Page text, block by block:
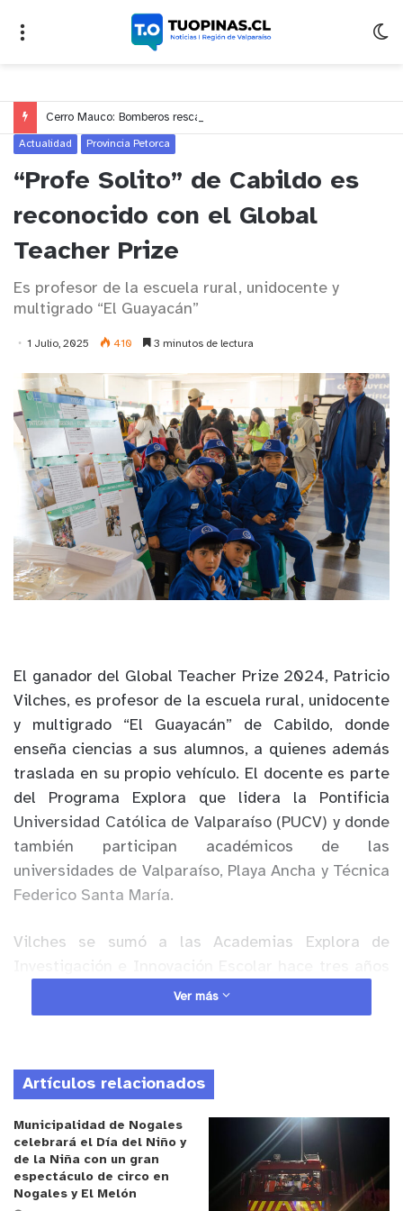
Actualidad Provincia Petorca
“Profe Solito” de Cabildo es
reconocido con el Global
Teacher Prize
Es profesor de la escuela rural, unidocente y
multigrado “El Guayacán”
1 Julio, 2025 410 3 minutos de lectura
El ganador del Global Teacher Prize 2024, Patricio
Vilches, es profesor de la escuela rural, unidocente
y multigrado “El Guayacán” de Cabildo, donde
enseña ciencias a sus alumnos, a quienes además
traslada en su propio vehículo. El docente es parte
del Programa Explora que lidera la Pontificia
Universidad Católica de Valparaíso (PUCV) y donde
también participan académicos de las
universidades de Valparaíso, Playa Ancha y Técnica
Federico Santa María.
Vilches se sumó a las Academias Explora de
con la condición de poder integrar experiencias
campesinas a la ciencia formal, lo que ha
como biotecnología ancestral; logramos ver cómo
la tripita de la cabra –que técnicamente se llama
abomaso– al fermentarla en el suero de la leche
logra cuajar el queso. Esa primera experiencia
marcó nuestra hoja de ruta: llevar esto que hacían
Ver más
Artículos relacionados
Municipalidad de Nogales
celebrará el Día del Niño y
de la Niña con un gran
espectáculo de circo en
Nogales y El Melón